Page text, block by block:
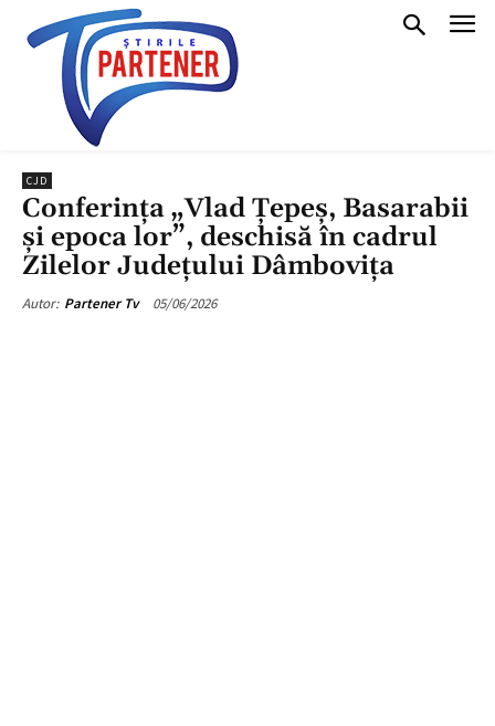
CJD
Conferința „Vlad Țepeș, Basarabii
și epoca lor”, deschisă în cadrul
Zilelor Județului Dâmbovița
Autor: Partener Tv 05/06/2026